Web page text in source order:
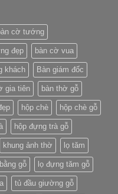
cờ tướng
đẹp bàn cờ vua
khách Bàn giám đốc
gia tiên bàn thờ gỗ
hộp chè hộp chè gỗ
hộp đựng trà gỗ
khung ảnh thờ lọ tăm
gỗ lọ đựng tăm gỗ
tủ đầu giường gỗ